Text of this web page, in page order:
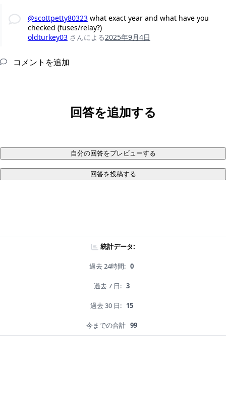
@scottpetty80323what exact year and what have you
checked (fuses/relay?)
oldturkey03 さんによる2025年9月4日
コメントを追加
回答を追加する
自分の回答をプレビューする
回答を投稿する
統計データ:
過去 24時間: 0
過去 7 日: 3
過去 30 日: 15
今までの合計 99